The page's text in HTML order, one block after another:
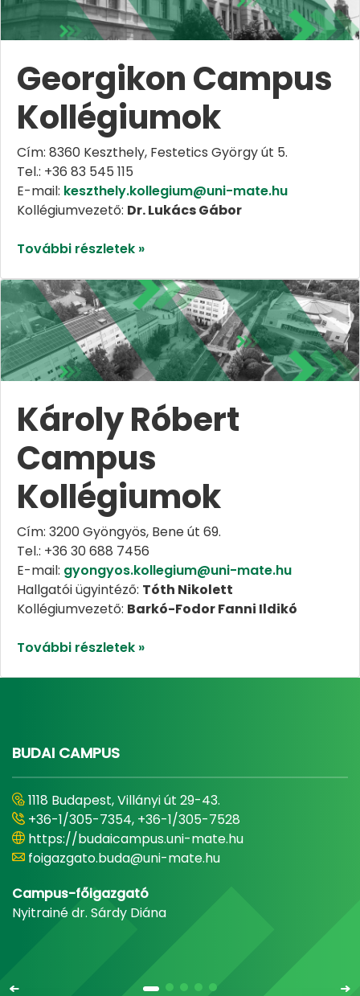
Georgikon Campus
Kollégiumok
Cím: 8360 Keszthely, Festetics György út 5.
Tel.: +36 83 545 115
E-mail: keszthely.kollegium@uni-mate.hu
Kollégiumvezető: Dr. Lukács Gábor
További részletek »
Károly Róbert
Campus
Kollégiumok
Cím: 3200 Gyöngyös, Bene út 69.
Tel.: +36 30 688 7456
E-mail: gyongyos.kollegium@uni-mate.hu
Hallgatói ügyintéző: Tóth Nikolett
Kollégiumvezető: Barkó-Fodor Fanni Ildikó
További részletek »
BUDAI CAMPUS
1118 Budapest, Villányi út 29-43.
+36-1/305-7354, +36-1/305-7528
https://budaicampus.uni-mate.hu
foigazgato.buda@uni-mate.hu
Campus-főigazgató
Nyitrainé dr. Sárdy Diána